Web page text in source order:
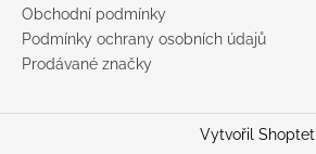
Obchodní podmínky
Podmínky ochrany osobních údajů
Prodávané značky
Vytvořil Shoptet